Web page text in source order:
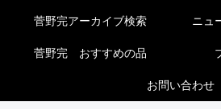
菅野完アーカイブ検索 ニュ
菅野完 おすすめの品
お問い合わせ